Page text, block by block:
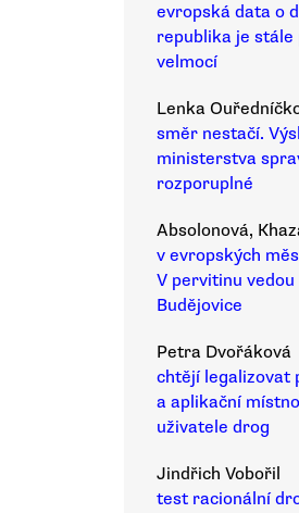
evropská data o
republika je
velmocí
Lenka
směr nestačí.
ministerstva
rozporuplné
Absolonová,
v evropských
V pervitinu vedou
Budějovice
Petra Dvořáková
chtějí legalizovat
a aplikační
uživatele drog
Jindřich Vobořil
test racionální